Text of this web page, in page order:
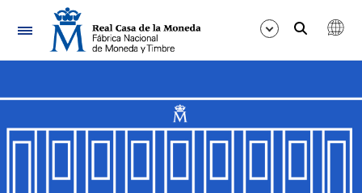
Navegació
Mostra/Amaga